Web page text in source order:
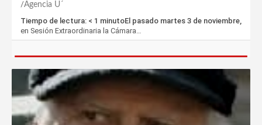
Agencia U´
Tiempo de lectura: < 1 minutoEl pasado martes 3 de noviembre,
en Sesión Extraordinaria la Cámara…